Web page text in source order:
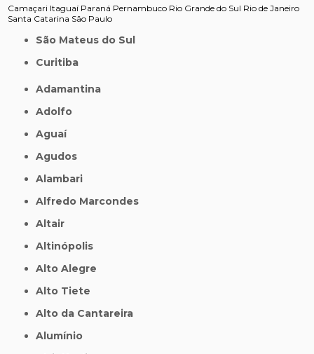
Camaçari Itaguaí Paraná Pernambuco Rio Grande do Sul Rio de Janeiro
Santa Catarina São Paulo
São Mateus do Sul
Curitiba
Adamantina
Adolfo
Aguaí
Agudos
Alambari
Alfredo Marcondes
Altair
Altinópolis
Alto Alegre
Alto Tiete
Alto da Cantareira
Alumínio